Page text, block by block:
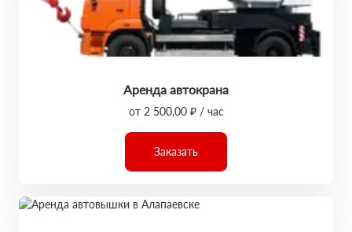
Аренда автокрана
от 2 500,00 ₽ / час
Заказать